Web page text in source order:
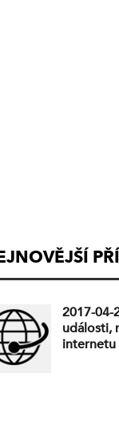
2017-04-
události,
internetu